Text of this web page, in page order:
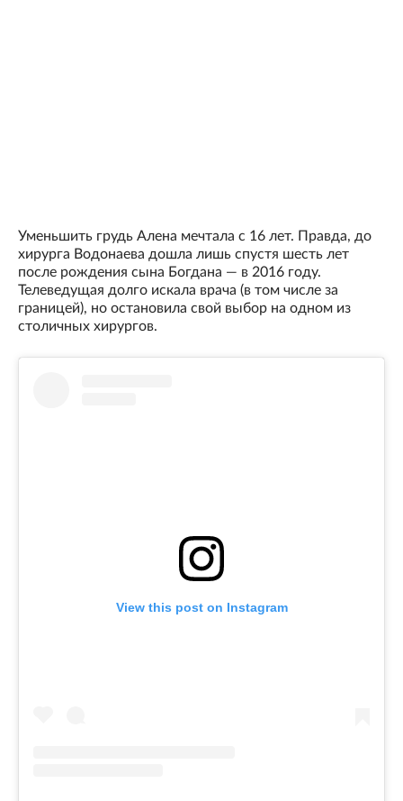
Уменьшить грудь Алена мечтала с 16 лет. Правда, до
хирурга Водонаева дошла лишь спустя шесть лет
после рождения сына Богдана — в 2016 году.
Телеведущая долго искала врача (в том числе за
границей), но остановила свой выбор на одном из
столичных хирургов.
View this post on Instagram